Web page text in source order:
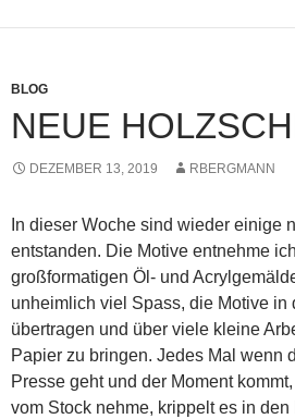
BLOG
NEUE
DEZEMBER 13, 2019 RBERGMANN
In dieser Woche sind wieder einige
entstanden. Die Motive entnehme
großformatigen Öl- und
unheimlich viel Spass, die Motive in
übertragen und über viele kleine
Papier zu bringen. Jedes Mal wenn
Presse geht und der Moment
vom Stock nehme, krippelt es in den